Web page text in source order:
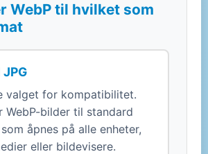
WebP til hvilket som
valget for kompatibilitet.
WebP-bilder til standard
åpnes på alle enheter,
eller bildevisere.